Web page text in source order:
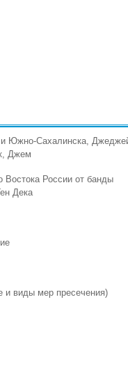
и Южно-Сахалинска,
Джем
Востока России от банды
Дека
и виды мер пресечения)